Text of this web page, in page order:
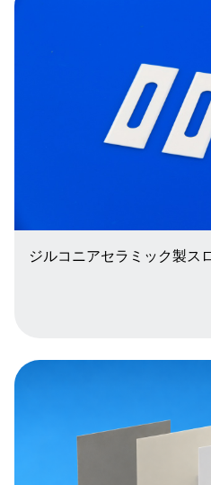
ジルコニアセラミック製ス